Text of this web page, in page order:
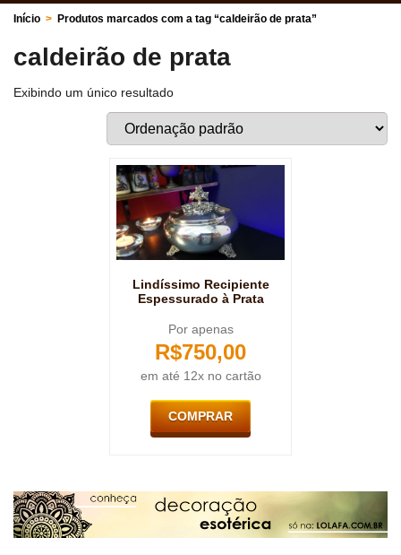
Início > Produtos marcados com a tag “caldeirão de prata”
caldeirão de prata
Exibindo um único resultado
Lindíssimo Recipiente
Espessurado à Prata
Por apenas
R$750,00
em até 12x no cartão
COMPRAR